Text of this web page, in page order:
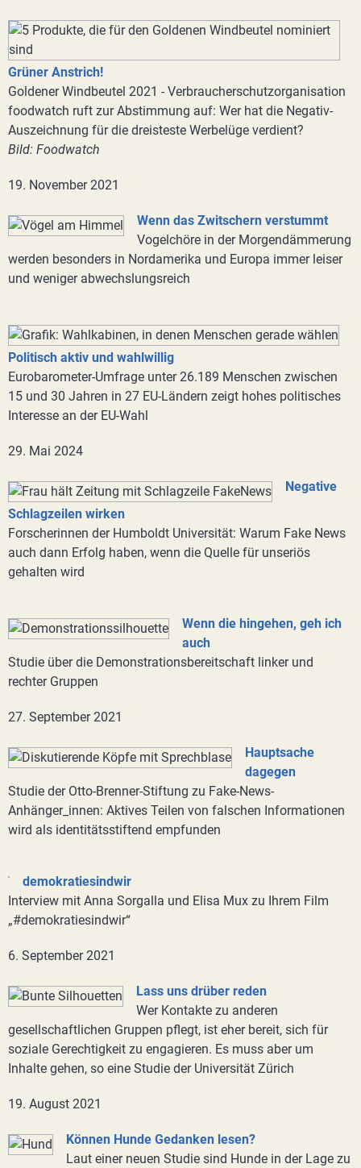
Grüner Anstrich!
Goldener Windbeutel 2021 - Verbraucherschutzorganisation
foodwatch ruft zur Abstimmung auf: Wer hat die Negativ-
Auszeichnung für die dreisteste Werbelüge verdient?
Bild: Foodwatch
19. November 2021
Wenn das Zwitschern verstummt
Vogelchöre in der Morgendämmerung
werden besonders in Nordamerika und Europa immer leiser
und weniger abwechslungsreich
Politisch aktiv und wahlwillig
Eurobarometer-Umfrage unter 26.189 Menschen zwischen
15 und 30 Jahren in 27 EU-Ländern zeigt hohes politisches
Interesse an der EU-Wahl
29. Mai 2024
Negative
Schlagzeilen wirken
Forscherinnen der Humboldt Universität: Warum Fake News
auch dann Erfolg haben, wenn die Quelle für unseriös
gehalten wird
Wenn die hingehen, geh ich
auch
Studie über die Demonstrationsbereitschaft linker und
rechter Gruppen
27. September 2021
Hauptsache
dagegen
Studie der Otto-Brenner-Stiftung zu Fake-News-
Anhänger_innen: Aktives Teilen von falschen Informationen
wird als identitätsstiftend empfunden
demokratiesindwir
Interview mit Anna Sorgalla und Elisa Mux zu Ihrem Film
„#demokratiesindwir“
6. September 2021
Lass uns drüber reden
Wer Kontakte zu anderen
gesellschaftlichen Gruppen pflegt, ist eher bereit, sich für
soziale Gerechtigkeit zu engagieren. Es muss aber um
Inhalte gehen, so eine Studie der Universität Zürich
19. August 2021
Können Hunde Gedanken lesen?
Laut einer neuen Studie sind Hunde in der Lage zu